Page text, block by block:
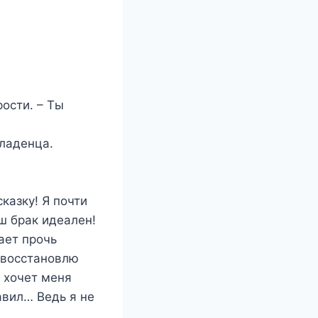
– Ты
Я почти
брак идеален!
прочь
меня
Ведь я не